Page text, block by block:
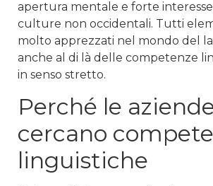
apertura mentale e forte
culture non occidentali. Tutti
molto apprezzati nel mondo del
anche al di là delle competenze
in senso stretto.
Perché le
cercano
linguistiche